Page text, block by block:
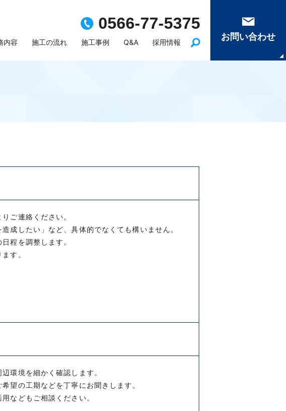
0566-77-5375
内容 施工の流れ 施工事例 Q&A 採用情報
お問い合わせ
ご連絡ください。
成したい」など、具体的でなくても構いません。
程を調整します。
す。
環境を細かく確認します。
望の工期などを丁寧にお聞きします。
などもご相談ください。